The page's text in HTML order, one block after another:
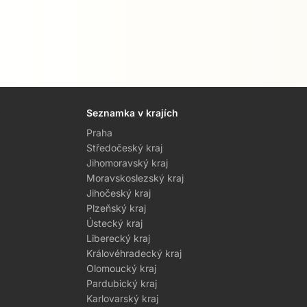
Seznamka v krajích
Praha
Středočeský kraj
Jihomoravský kraj
Moravskoslezský kraj
Jihočeský kraj
Plzeňský kraj
Ústecký kraj
Liberecký kraj
Královéhradecký kraj
Olomoucký kraj
Pardubický kraj
Karlovarský kraj